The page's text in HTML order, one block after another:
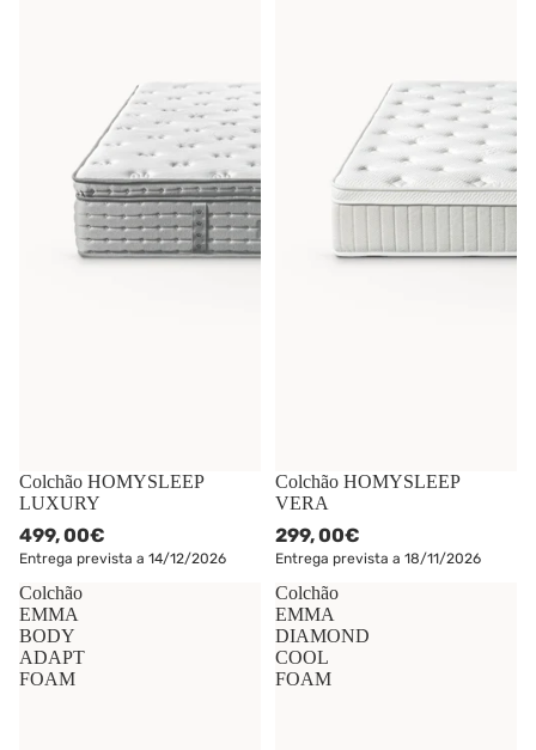
Colchão HOMYSLEEP
LUXURY
499,00€
Entrega prevista a 14/12/2026
Colchão HOMYSLEEP
VERA
299,00€
Entrega prevista a 18/11/2026
Colchão
EMMA
BODY
ADAPT
FOAM
Colchão
EMMA
DIAMOND
COOL
FOAM